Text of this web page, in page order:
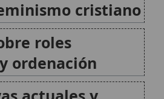
• FideScore™ 7.95
mejora•Compartir artículo
Instalar aplicación
moderno